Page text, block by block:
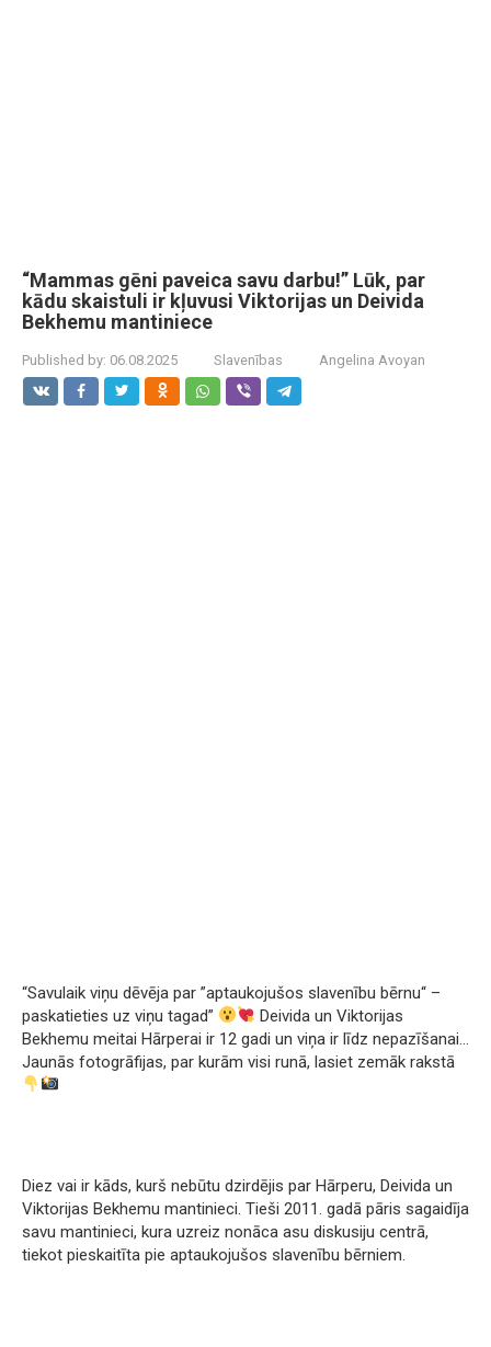
“Mammas gēni paveica savu darbu!” Lūk, par
kādu skaistuli ir kļuvusi Viktorijas un Deivida
Bekhemu mantiniece
Published by: 06.08.2025 Slavenības Angelina Avoyan
“Savulaik viņu dēvēja par ”aptaukojušos slavenību bērnu“ –
paskatieties uz viņu tagad”
Deivida un Viktorijas
Bekhemu meitai Hārperai ir 12 gadi un viņa ir līdz nepazīšanai…
Jaunās fotogrāfijas, par kurām visi runā, lasiet zemāk rakstā
Diez vai ir kāds, kurš nebūtu dzirdējis par Hārperu, Deivida un
Viktorijas Bekhemu mantinieci. Tieši 2011. gadā pāris sagaidīja
savu mantinieci, kura uzreiz nonāca asu diskusiju centrā,
tiekot pieskaitīta pie aptaukojušos slavenību bērniem.